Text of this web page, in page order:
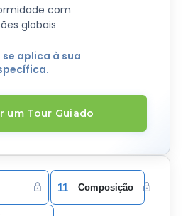
com
globais
aplica à sua
um Tour Guiado
11 Composição